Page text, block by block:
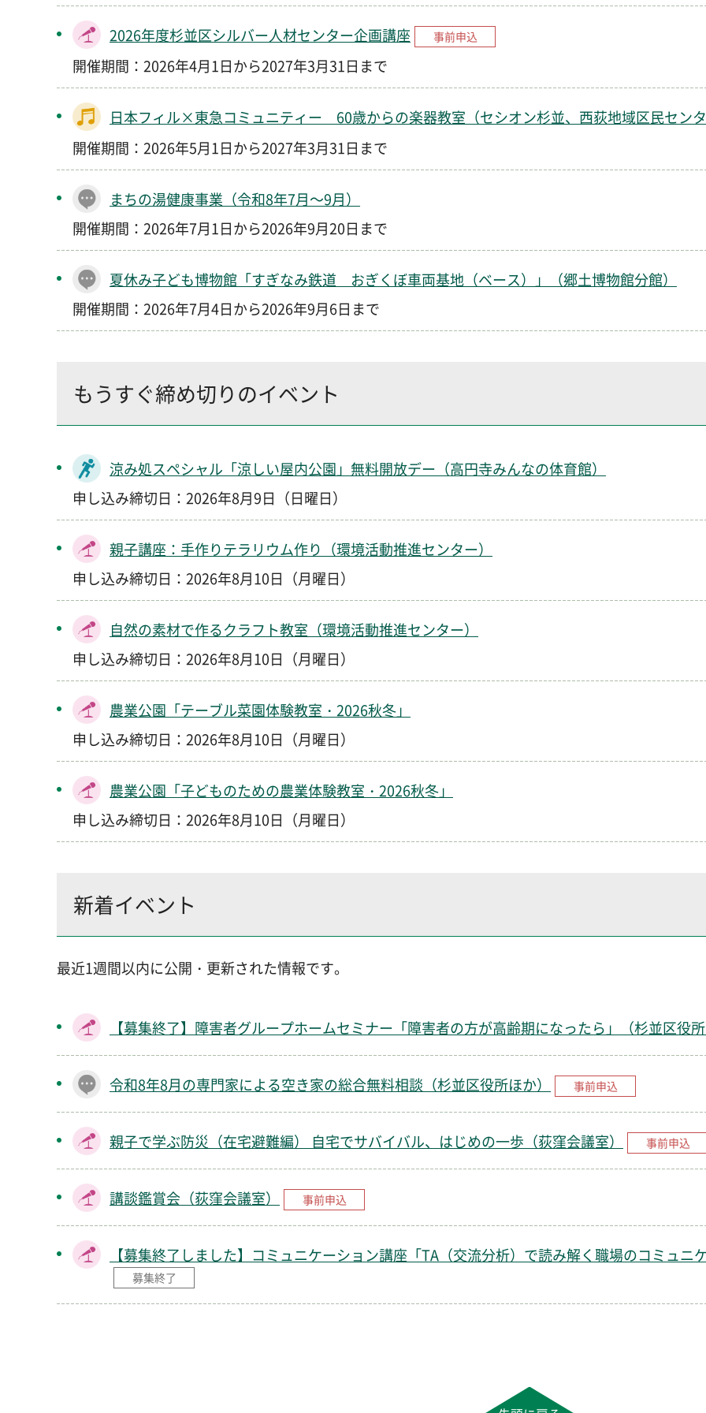
2026年度杉並区シルバー人材センター企画講座 事前申込
開催期間：2026年4月1日から2027年3月31日まで
日本フィル×東急コミュニティー 60歳からの楽器教室（セシオン杉並、西荻地域区民センタ
開催期間：2026年5月1日から2027年3月31日まで
まちの湯健康事業（令和8年7月～9月）
開催期間：2026年7月1日から2026年9月20日まで
夏休み子ども博物館「すぎなみ鉄道 おぎくぼ車両基地（ベース）」（郷土博物館分館）
開催期間：2026年7月4日から2026年9月6日まで
もうすぐ締め切りのイベント
涼み処スペシャル「涼しい屋内公園」無料開放デー（高円寺みんなの体育館）
申し込み締切日：2026年8月9日（日曜日）
親子講座：手作りテラリウム作り（環境活動推進センター）
申し込み締切日：2026年8月10日（月曜日）
自然の素材で作るクラフト教室（環境活動推進センター）
申し込み締切日：2026年8月10日（月曜日）
農業公園「テーブル菜園体験教室・2026秋冬」
申し込み締切日：2026年8月10日（月曜日）
農業公園「子どものための農業体験教室・2026秋冬」
申し込み締切日：2026年8月10日（月曜日）
新着イベント
最近1週間以内に公開・更新された情報です。
【募集終了】障害者グループホームセミナー「障害者の方が高齢期になったら」（杉並区役所
令和8年8月の専門家による空き家の総合無料相談（杉並区役所ほか） 事前申込
親子で学ぶ防災（在宅避難編） 自宅でサバイバル、はじめの一歩（荻窪会議室） 事前申込
講談鑑賞会（荻窪会議室） 事前申込
【募集終了しました】コミュニケーション講座「TA（交流分析）で読み解く職場のコミュニ
募集終了